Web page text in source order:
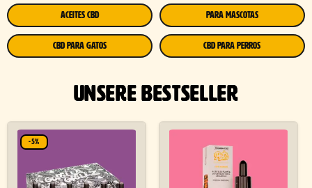
ACEITES CBD PARA MASCOTAS
CBD PARA GATOS CBD PARA PERROS
UNSERE BESTSELLER
-5%